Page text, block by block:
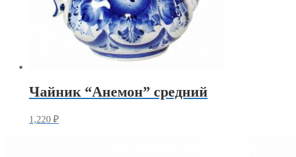
Чайник “Анемон” средний
1,220 ₽